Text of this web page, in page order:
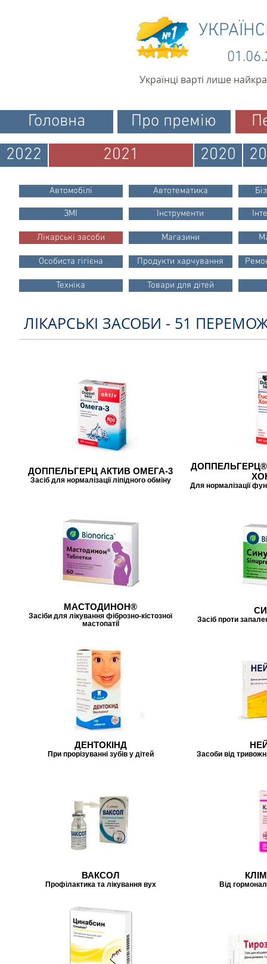
Українці варті лише
Головна Про премію
2022
2021 2020
Автомобілі Автотематика
ЗМІ Інструменти
Лікарські засоби Магазини
Особиста гігієна Продукти харчування
Техніка Товари для дітей
ЛІКАРСЬКІ ЗАСОБИ - 51
ДОППЕЛЬГЕРЦ АКТИВ ОМЕГА-3
Засіб для нормалізації ліпідного обміну
Для нормалізації
МАСТОДИНОН®
Засіби для лікування фіброзно-кістозної
мастопатіЇ
Засіб проти
ДЕНТОКІНД
При прорізуванні зубів у дітей Засоби від
ВАКСОЛ
Профілактика та лікування вух Від